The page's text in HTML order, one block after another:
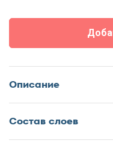
90x186
90x200
120x190
120x195
Описание
Cостав слоев